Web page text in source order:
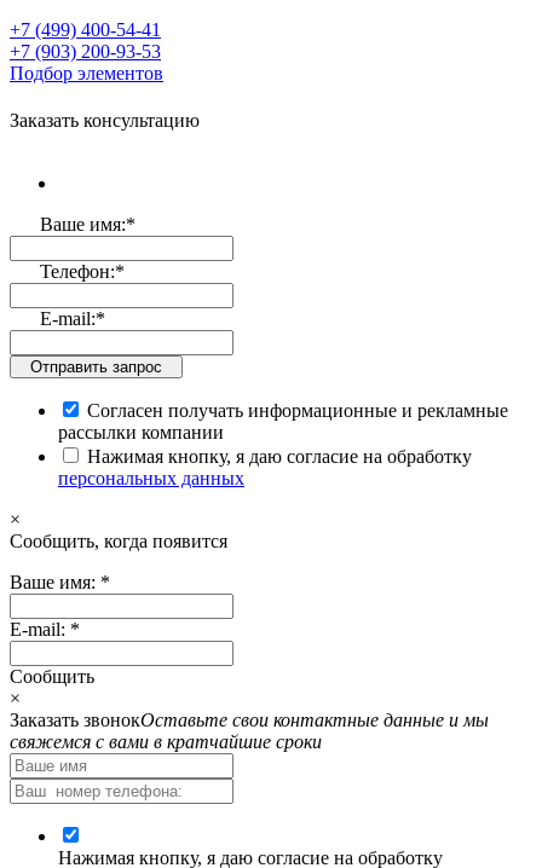
+7 (499) 400-54-41
+7 (903) 200-93-53
Подбор элементов
Заказать консультацию
Ваше имя:*
Телефон:*
E-mail:*
Отправить запрос
Согласен получать информационные и рекламные
рассылки компании
Нажимая кнопку, я даю согласие на обработку
персональных данных
×
Cообщить, когда появится
Ваше имя: *
E-mail: *
Cообщить
×
Заказать звонокОставьте свои контактные данные и мы
свяжемся с вами в кратчайшие сроки
Нажимая кнопку, я даю согласие на обработку